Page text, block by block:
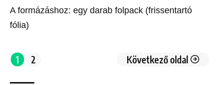
A formázáshoz: egy darab folpack (frissentartó
fólia)
1 2 Következő oldal